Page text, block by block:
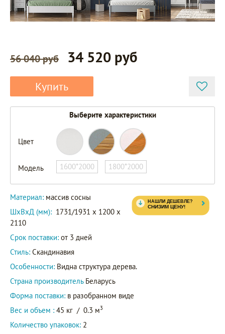
56 040 руб 34 520 руб
Купить
Выберите характеристики
Цвет
Модель 1600*2000 1800*2000
Материал: массив сосны
ШxВxД (мм): 1731/1931 x 1200 x
2110
Срок поставки: от 3 дней
Стиль: Скандинавия
Особенности: Видна структура дерева.
Страна производитель Беларусь
Форма поставки: в разобранном виде
Вес и объем : 45 кг / 0.3 м3
Количество упаковок: 2